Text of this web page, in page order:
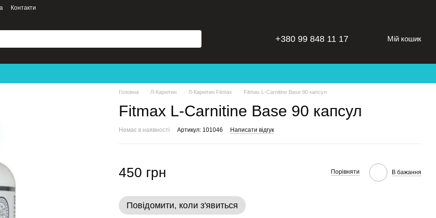
Контакти
+380 99 848 11 17 Мій кошик
Головна Л-Карнітин Л-Карнітин Fitmax Fitmax L-Carnitine Base 90 капсул
Fitmax L-Carnitine Base 90 капсул
Немає в наявності Артикул: 101046 Написати відгук
450 грн Порівняти В бажання
Повідомити, коли з'явиться